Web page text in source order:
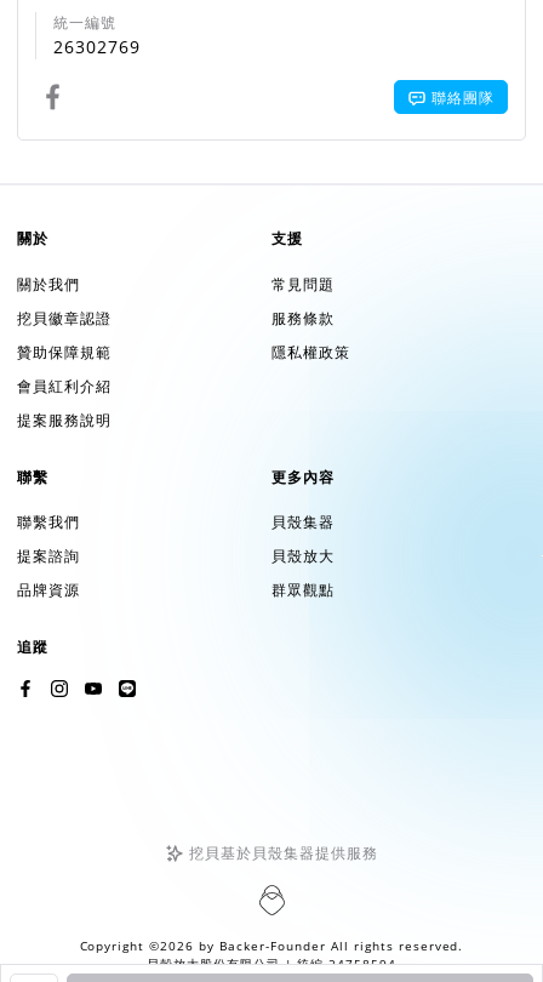
統一編號
26302769
聯絡團隊
關於
關於我們
挖貝徽章認證
贊助保障規範
會員紅利介紹
提案服務說明
支援
常見問題
服務條款
隱私權政策
聯繫
聯繫我們
提案諮詢
品牌資源
更多內容
貝殼集器
貝殼放大
群眾觀點
追蹤
挖貝基於貝殼集器提供服務
Copyright ©2026 by Backer-Founder All rights reserved.
貝殼放大股份有限公司| 統編 24758594